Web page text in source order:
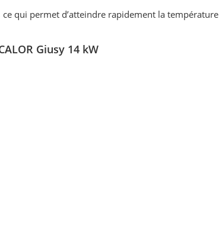
qui permet d’atteindre rapidement la température
Giusy 14 kW